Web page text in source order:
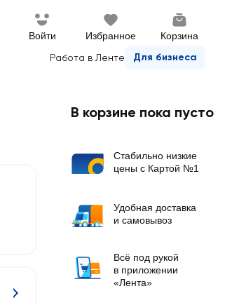
Войти Избранное Корзина
Работа в Ленте Для бизнеса
В корзине пока пусто
Стабильно низкие
цены с Картой №1
Удобная доставка
и самовывоз
Всё под рукой
в приложении
«Лента»